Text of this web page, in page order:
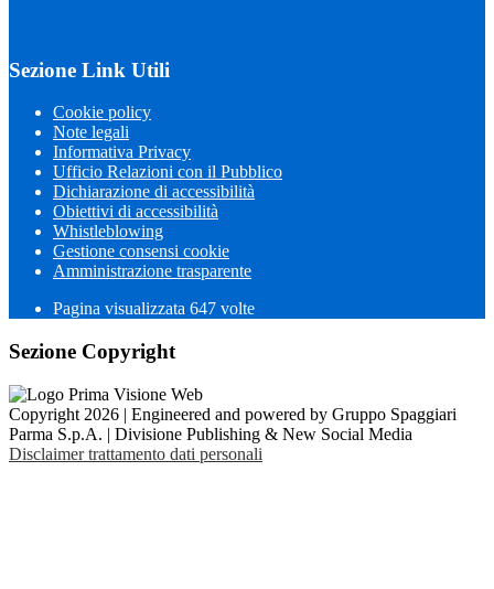
Sezione Link Utili
Cookie policy
Note legali
Informativa Privacy
Ufficio Relazioni con il Pubblico
Dichiarazione di accessibilità
Obiettivi di accessibilità
Whistleblowing
Gestione consensi cookie
Amministrazione trasparente
Pagina visualizzata 647 volte
Sezione Copyright
Copyright 2026 | Engineered and powered by Gruppo Spaggiari
Parma S.p.A. | Divisione Publishing & New Social Media
Disclaimer trattamento dati personali